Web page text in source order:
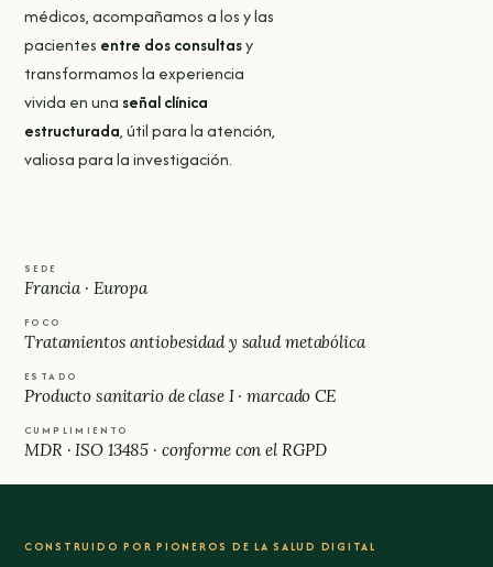
médicos, acompañamos a los y las
pacientes entre dos consultasy
transformamos la experiencia
vivida en una señal clínica
estructurada, útil para la atención,
valiosa para la investigación.
SEDE
Francia · Europa
FOCO
Tratamientos antiobesidad y salud metabólica
ESTADO
Producto sanitario de clase I · marcado CE
CUMPLIMIENTO
MDR · ISO 13485 · conforme con el RGPD
CONSTRUIDO POR PIONEROS DE LA SALUD DIGITAL